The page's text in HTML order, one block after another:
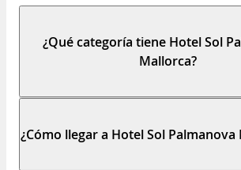
¿Qué categoría tiene Hotel Sol
Mallorca?
¿Cómo llegar a Hotel Sol Palmanova